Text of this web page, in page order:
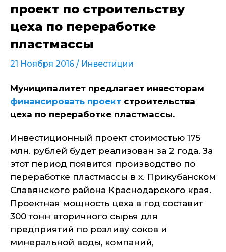
проект по строительству
цеха по переработке
пластмассы
21 Ноября 2016 / Инвестиции
Муниципалитет предлагает инвесторам
финансировать проект строительства
цеха по переработке пластмассы.
Инвестиционный проект стоимостью 175
млн. рублей будет реализован за 2 года. За
этот период появится производство по
переработке пластмассы в х. Прикубанском
Славянского района Краснодарского края.
Проектная мощность цеха в год составит
300 тонн вторичного сырья для
предприятий по розливу соков и
минеральной воды, компаний,